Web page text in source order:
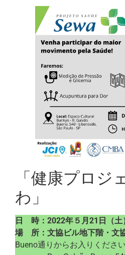
「健康プロジ
わ」
日 時：2022年５月21日（土
場 所：文協ビル地下階・文
Bueno通りからお入りください